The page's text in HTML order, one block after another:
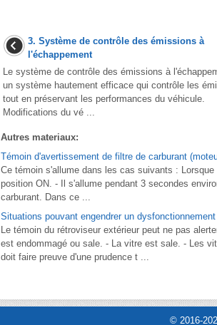
3. Système de contrôle des émissions à
l'échappement
Le système de contrôle des émissions à
un système hautement efficace qui contrôle les
tout en préservant les performances du véhicule.
Modifications du vé ...
Autres materiaux:
Témoin d'avertissement de filtre de carburant
Ce témoin s'allume dans les cas suivants :
position ON. - Il s'allume pendant 3 secondes
carburant. Dans ce ...
Situations pouvant engendrer un dysfonctionnement
Le témoin du rétroviseur extérieur peut ne pas
est endommagé ou sale. - La vitre est sale. - Les
doit faire preuve d'une prudence t ...
© 2016-